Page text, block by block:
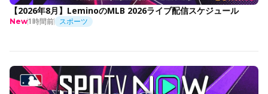
【2026年8月】LeminoのMLB 2026ライブ配信スケジュール
New1時間前 スポーツ